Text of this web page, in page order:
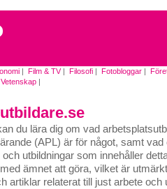
| Film & TV| Filosofi | Fotobloggar |
Vetenskap |
du lära dig om vad
(APL) är för något, samt vad
utbildningar som innehåller
ämnet att göra, vilket är
artiklar relaterat till just arbete och